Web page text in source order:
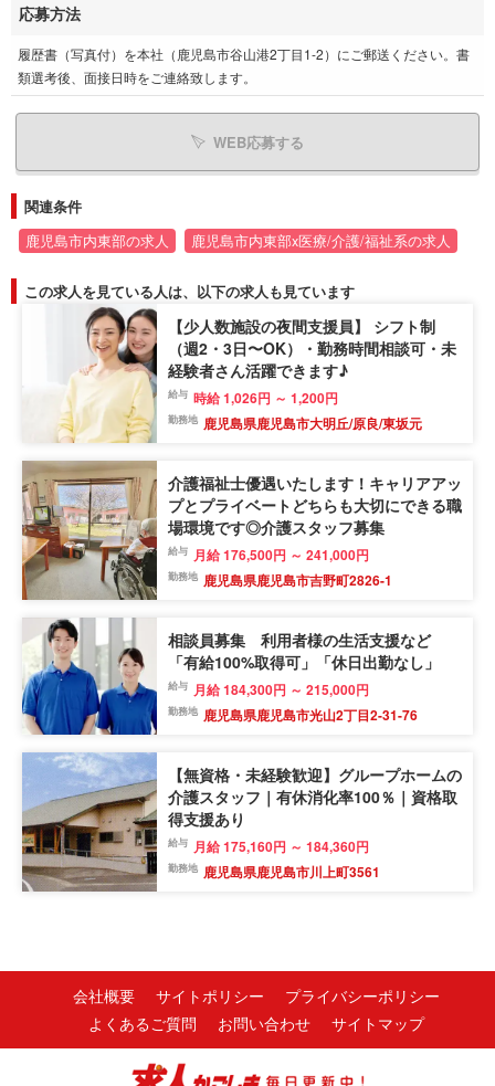
応募方法
履歴書（写真付）を本社（鹿児島市谷山港2丁目1-2）にご郵送ください。書
類選考後、面接日時をご連絡致します。
WEB応募する
関連条件
鹿児島市内東部の求人 鹿児島市内東部x医療/介護/福祉系の求人
この求人を見ている人は、以下の求人も見ています
【少人数施設の夜間支援員】 シフト制
（週2・3日〜OK）・勤務時間相談可・未
経験者さん活躍できます♪
給与 時給 1,026円 ～ 1,200円
勤務地 鹿児島県鹿児島市大明丘/原良/東坂元
介護福祉士優遇いたします！キャリアアッ
プとプライベートどちらも大切にできる職
場環境です◎介護スタッフ募集
給与 月給 176,500円 ～ 241,000円
勤務地 鹿児島県鹿児島市吉野町2826-1
相談員募集 利用者様の生活支援など
「有給100%取得可」「休日出勤なし」
給与 月給 184,300円 ～ 215,000円
勤務地 鹿児島県鹿児島市光山2丁目2-31-76
【無資格・未経験歓迎】グループホームの
介護スタッフ｜有休消化率100％｜資格取
得支援あり
給与 月給 175,160円 ～ 184,360円
勤務地 鹿児島県鹿児島市川上町3561
会社概要 サイトポリシー
プライバシーポリシー
よくあるご質問
お問い合わせ サイトマップ